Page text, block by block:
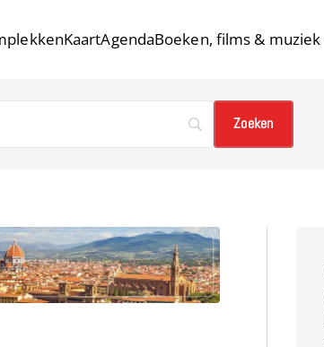
KaartAgendaBoeken, films & muziek